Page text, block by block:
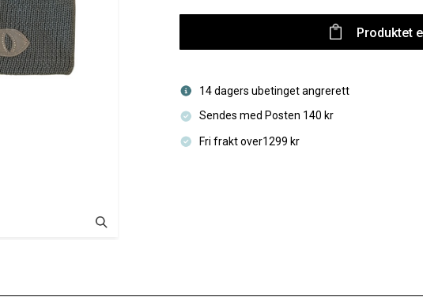
Produktet
14 dagers ubetinget angrerett
Sendes med Posten 140 kr
Fri frakt over1299 kr